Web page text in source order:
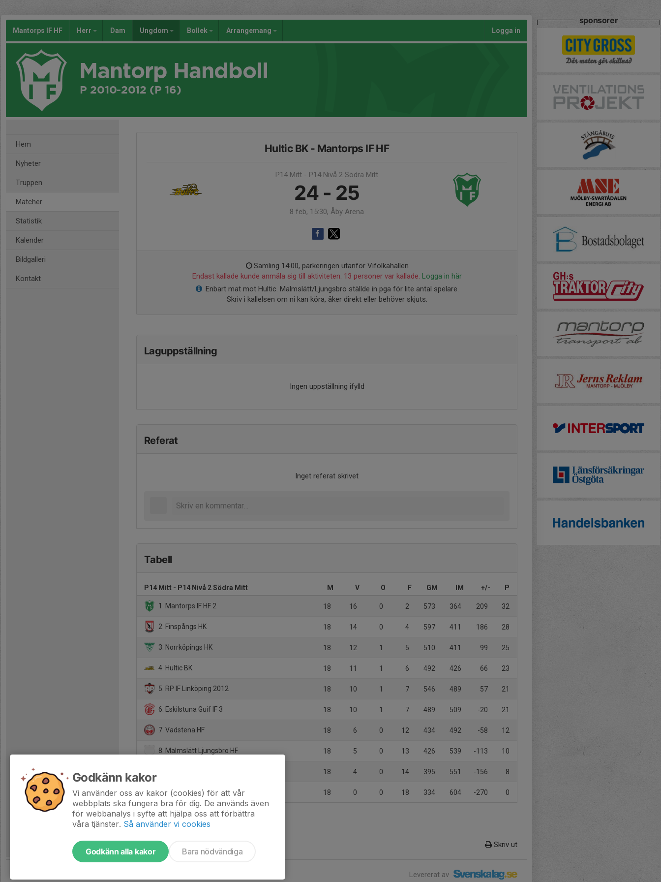
Mantorps IF HF Herr Dam Ungdom Bollek Arrangemang Logga in
Mantorp Handboll
P 2010-2012 (P 16)
Hem
Nyheter
Truppen
Matcher
Statistik
Kalender
Bildgalleri
Kontakt
Hultic BK - Mantorps IF HF
P14 Mitt - P14 Nivå 2 Södra Mitt
24 - 25
8 feb, 15:30, Åby Arena
Samling 14:00, parkeringen utanför Vifolkahallen
Endast kallade kunde anmäla sig till aktiviteten. 13 personer var kallade. Logga in här
Enbart mat mot Hultic. Malmslätt/Ljungsbro ställde in pga för lite antal spelare.
Skriv i kallelsen om ni kan köra, åker direkt eller behöver skjuts.
Laguppställning
Ingen uppställning ifylld
Referat
Inget referat skrivet
Tabell
P14 Mitt - P14 Nivå 2 Södra Mitt M V O F GM IM +/- P
1. Mantorps IF HF 2 18 16 0 2 573 364 209 32
2. Finspångs HK 18 14 0 4 597 411 186 28
3. Norrköpings HK 18 12 1 5 510 411 99 25
4. Hultic BK 18 11 1 6 492 426 66 23
5. RP IF Linköping 2012 18 10 1 7 546 489 57 21
6. Eskilstuna Guif IF 3 18 10 1 7 489 509 -20 21
7. Vadstena HF 18 6 0 12 434 492 -58 12
8. Malmslätt Ljungsbro HF 18 5 0 13 426 539 -113 10
18 4 0 14 395 551 -156 8
10. Västerviks HF -12 18 0 0 18 334 604 -270 0
Skriv ut
Levererat av
sponsorer
Godkänn kakor
Vi använder oss av kakor (cookies) för att vår
webbplats ska fungera bra för dig. De används även
för webbanalys i syfte att hjälpa oss att förbättra
våra tjänster. Så använder vi cookies
Godkänn alla kakor Bara nödvändiga